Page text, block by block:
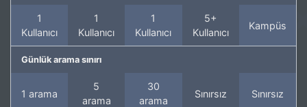
1
Kullanıcı
1
Kullanıcı
1
Kullanıcı
5+
Kullanıcı
Kampüs
Günlük arama sınırı
1 arama
5
arama
30
arama
Sınırsız Sınırsız